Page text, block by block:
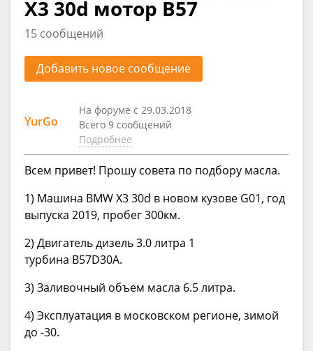
X3 30d мотор B57
15 сообщений
Добавить новое сообщение
YurGo
На форуме с 29.03.2018
Всего 9 сообщений
Подробнее
Всем привет! Прошу совета по подбору масла.
1) Машина BMW X3 30d в новом кузове G01, год
выпуска 2019, пробег 300км.
2) Двигатель дизель 3.0 литра 1
турбина B57D30A.
3) Заливочный объем масла 6.5 литра.
4) Эксплуатация в московском регионе, зимой
до -30.